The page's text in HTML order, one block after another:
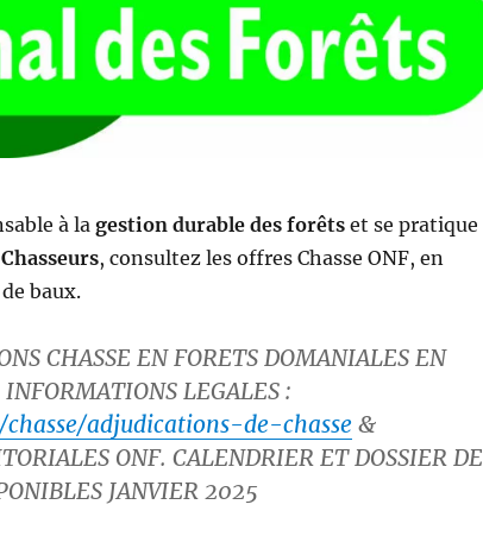
à la gestion durable des forêtset se pratique
Chasseurs, consultez les offres Chasse ONF, en
baux.
CHASSE EN FORETS DOMANIALES EN
LEGALES :
adjudications-de-chasse&
ONF. CALENDRIER ET DOSSIER DE
JANVIER 2025